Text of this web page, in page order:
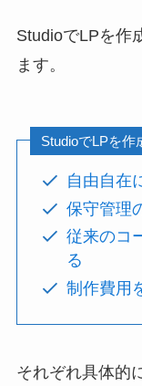
StudioでLPを作
ます。
StudioでLPを作
自由自在
保守管理
従来のコ
る
制作費用
それぞれ具体的